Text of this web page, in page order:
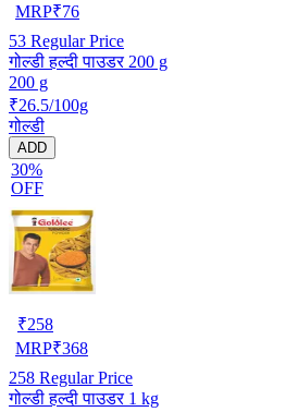
MRP₹76
53 Regular Price
गोल्डी हल्दी पाउडर 200 g
200 g
₹26.5/100g
गोल्डी
ADD
30%
OFF
₹258
MRP₹368
258 Regular Price
गोल्डी हल्दी पाउडर 1 kg